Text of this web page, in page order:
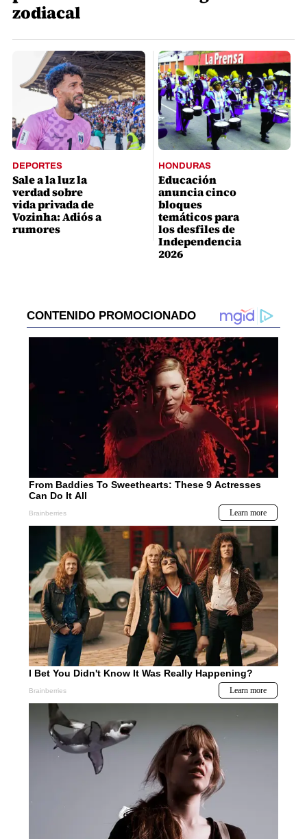
zodiacal
DEPORTES
Sale a la luz la
verdad sobre
vida privada de
Vozinha: Adiós a
rumores
HONDURAS
Educación
anuncia cinco
bloques
temáticos para
los desfiles de
Independencia
2026